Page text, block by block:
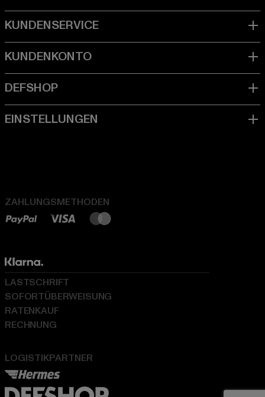
ZAHLUNGSMETHODEN
LOGISTIKPARTNER
LASTSCHRIFT
SOFORTÜBERWEISUNG
RATENKAUF
RECHNUNG